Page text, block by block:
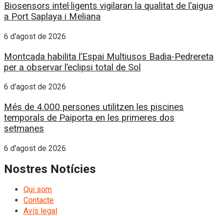
Biosensors intel·ligents vigilaran la qualitat de l’aigua
a Port Saplaya i Meliana
6 d'agost de 2026
Montcada habilita l’Espai Multiusos Badia-Pedrereta
per a observar l’eclipsi total de Sol
6 d'agost de 2026
Més de 4.000 persones utilitzen les piscines
temporals de Paiporta en les primeres dos
setmanes
6 d'agost de 2026
Nostres Notícies
Qui som
Contacte
Avís legal